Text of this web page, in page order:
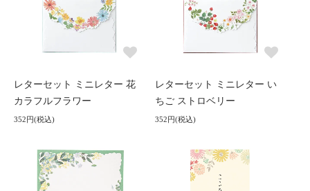
レターセット ミニレター 花
カラフルフラワー
352円(税込)
レターセット ミニレター い
ちご ストロベリー
352円(税込)